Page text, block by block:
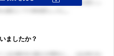
ましたか？